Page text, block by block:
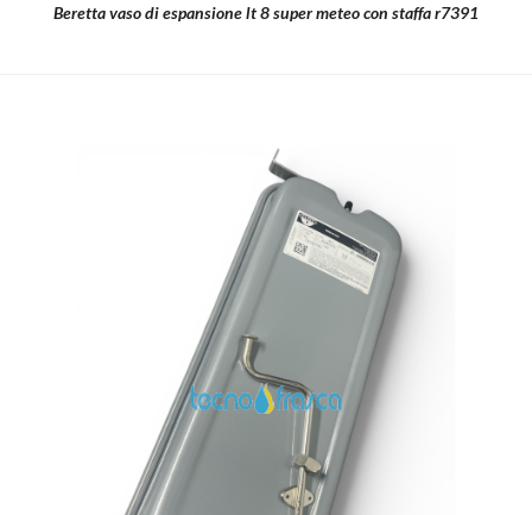
Beretta vaso di espansione lt 8 super meteo con staffa r7391